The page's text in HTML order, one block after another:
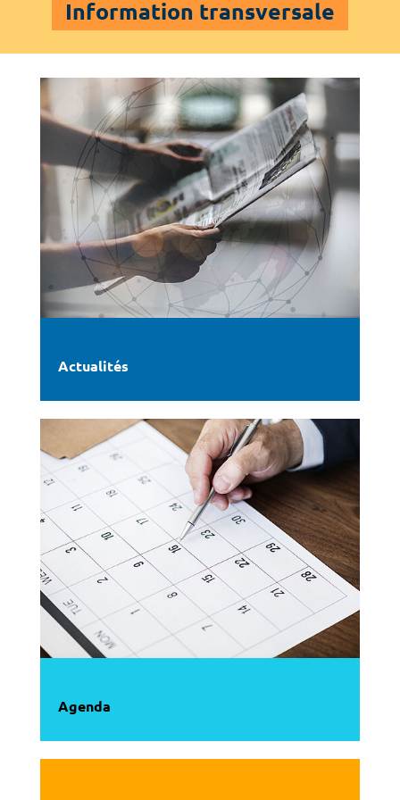
Information transversale
Actualités
Agenda